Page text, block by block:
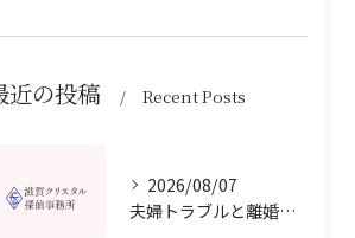
近の投稿 Recent Posts
2026/08/07
夫婦トラブルと離婚相談を滋賀県野洲市で費用や無料窓口の選び方まで詳しく解説